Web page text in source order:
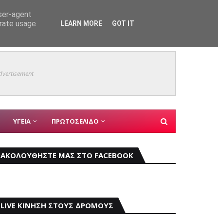
ΚΥΡΙΑ ΘΕΜΑΤΑ
ΥΓΕΙΑ ΠΡΩΤΟΣΕΛΙΔΟ
ΑΚΟΛΟΥΘΗΣΤΕ ΜΑΣ ΣΤΟ FACEBOOK
LIVE ΚΙΝΗΣΗ ΣΤΟΥΣ ΔΡΟΜΟΥΣ
agent
usage
LEARN MORE GOT IT